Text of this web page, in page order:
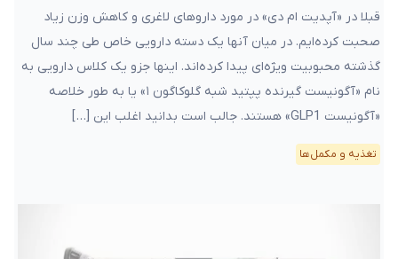
قبلا در «آپدیت ام دی» در مورد داروهای لاغری و کاهش وزن زیاد
صحبت کرده‌ایم. در میان آنها یک دسته دارویی خاص طی چند سال
گذشته محبوبیت ویژه‌ای پیدا کرده‌اند. اینها جزو یک کلاس دارویی به
نام «آگونیست گیرنده پپتید شبه گلوکاگون ۱» یا به طور خلاصه
«آگونیست GLP1» هستند. جالب است بدانید اغلب این […]
تغذیه و مکمل‌ها